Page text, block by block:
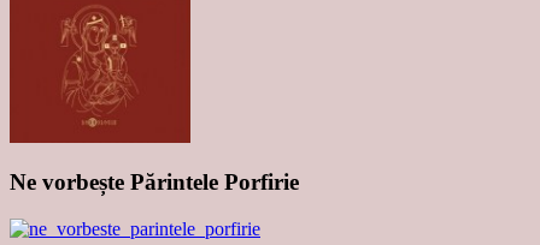
Ne vorbește Părintele Porfirie